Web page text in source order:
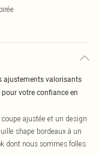
ajustements valorisants
votre confiance en
ajustée et un design
shape bordeaux à un
dont nous sommes folles.